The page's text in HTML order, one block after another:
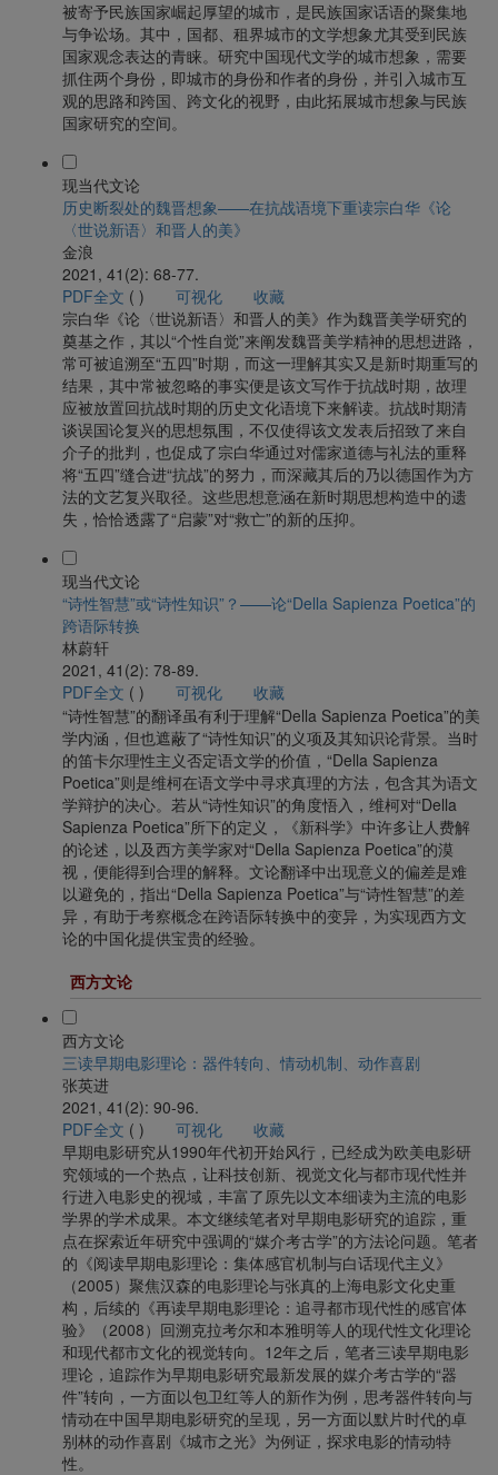
被寄予民族国家崛起厚望的城市，是民族国家话语的聚集地
与争讼场。其中，国都、租界城市的文学想象尤其受到民族
国家观念表达的青睐。研究中国现代文学的城市想象，需要
抓住两个身份，即城市的身份和作者的身份，并引入城市互
观的思路和跨国、跨文化的视野，由此拓展城市想象与民族
国家研究的空间。
现当代文论
历史断裂处的魏晋想象——在抗战语境下重读宗白华《论
〈世说新语〉和晋人的美》
金浪
2021, 41(2): 68-77.
PDF全文 ( ) 可视化
收藏
宗白华《论〈世说新语〉和晋人的美》作为魏晋美学研究的
奠基之作，其以“个性自觉”来阐发魏晋美学精神的思想进路，
常可被追溯至“五四”时期，而这一理解其实又是新时期重写的
结果，其中常被忽略的事实便是该文写作于抗战时期，故理
应被放置回抗战时期的历史文化语境下来解读。抗战时期清
谈误国论复兴的思想氛围，不仅使得该文发表后招致了来自
介子的批判，也促成了宗白华通过对儒家道德与礼法的重释
将“五四”缝合进“抗战”的努力，而深藏其后的乃以德国作为方
法的文艺复兴取径。这些思想意涵在新时期思想构造中的遗
失，恰恰透露了“启蒙”对“救亡”的新的压抑。
现当代文论
“诗性智慧”或“诗性知识”？——论“Della Sapienza Poetica”的
跨语际转换
林蔚轩
2021, 41(2): 78-89.
PDF全文 ( ) 可视化
收藏
“诗性智慧”的翻译虽有利于理解“Della Sapienza Poetica”的美
学内涵，但也遮蔽了“诗性知识”的义项及其知识论背景。当时
的笛卡尔理性主义否定语文学的价值，“Della Sapienza
Poetica”则是维柯在语文学中寻求真理的方法，包含其为语文
学辩护的决心。若从“诗性知识”的角度悟入，维柯对“Della
Sapienza Poetica”所下的定义，《新科学》中许多让人费解
的论述，以及西方美学家对“Della Sapienza Poetica”的漠
视，便能得到合理的解释。文论翻译中出现意义的偏差是难
以避免的，指出“Della Sapienza Poetica”与“诗性智慧”的差
异，有助于考察概念在跨语际转换中的变异，为实现西方文
论的中国化提供宝贵的经验。
西方文论
西方文论
三读早期电影理论：器件转向、情动机制、动作喜剧
张英进
2021, 41(2): 90-96.
PDF全文 ( ) 可视化
收藏
早期电影研究从1990年代初开始风行，已经成为欧美电影研
究领域的一个热点，让科技创新、视觉文化与都市现代性并
行进入电影史的视域，丰富了原先以文本细读为主流的电影
学界的学术成果。本文继续笔者对早期电影研究的追踪，重
点在探索近年研究中强调的“媒介考古学”的方法论问题。笔者
的《阅读早期电影理论：集体感官机制与白话现代主义》
（2005）聚焦汉森的电影理论与张真的上海电影文化史重
构，后续的《再读早期电影理论：追寻都市现代性的感官体
验》（2008）回溯克拉考尔和本雅明等人的现代性文化理论
和现代都市文化的视觉转向。12年之后，笔者三读早期电影
理论，追踪作为早期电影研究最新发展的媒介考古学的“器
件”转向，一方面以包卫红等人的新作为例，思考器件转向与
情动在中国早期电影研究的呈现，另一方面以默片时代的卓
别林的动作喜剧《城市之光》为例证，探求电影的情动特
性。